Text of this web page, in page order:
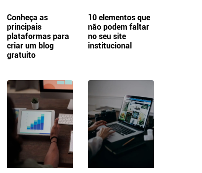
Conheça as
principais
plataformas para
criar um blog
gratuito
10 elementos que
não podem faltar
no seu site
institucional